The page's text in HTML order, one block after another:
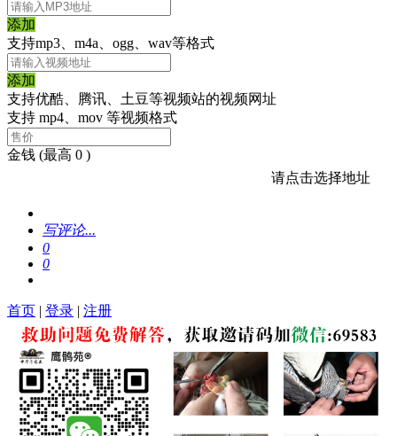
添加
支持mp3、m4a、ogg、wav等格式
添加
支持优酷、腾讯、土豆等视频站的视频网址
支持 mp4、mov 等视频格式
金钱 (最高 0 )
请点击选择地址
写评论...
0
0
首页 | 登录 | 注册